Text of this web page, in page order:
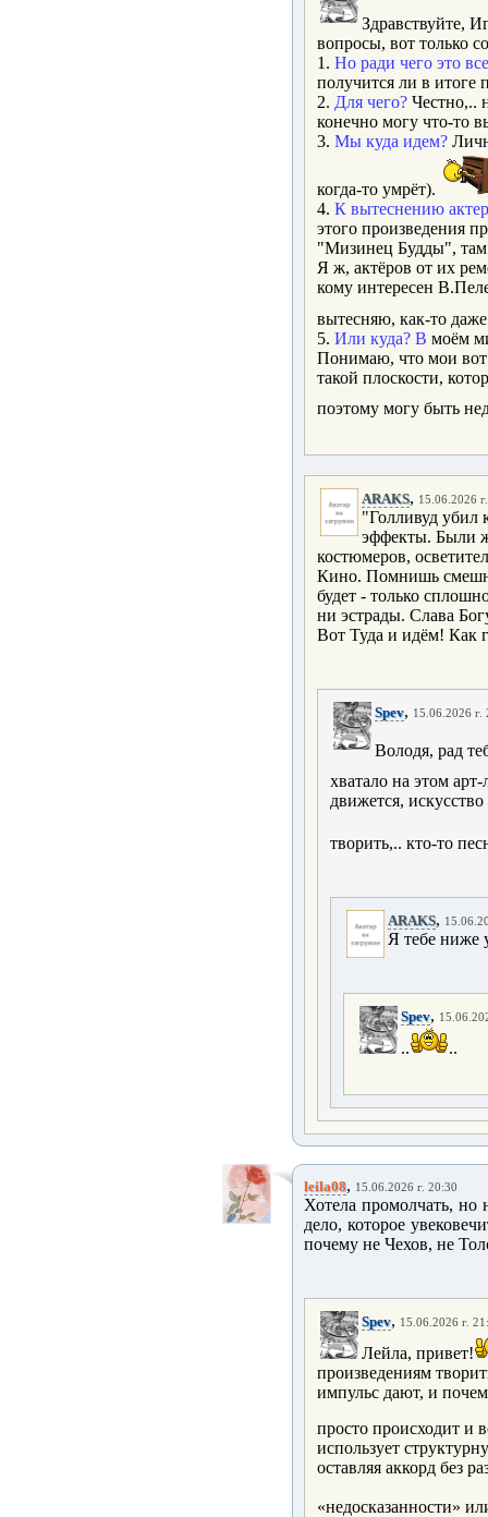
Здравствуйте,
вопросы, вот только
1. Но ради чего это
получится ли в итоге
2. Для чего? Честно,..
конечно могу что-то
3. Мы куда идем?
когда-то умрёт).
4. К вытеснению
этого произведения
"Мизинец Будды", там
Я ж, актёров от их
кому интересен
вытесняю, как-то
5. Или куда? В моём
Понимаю, что мои вот
такой плоскости,
поэтому могу быть
ARAKS, 15.06.2026
"Голливуд убил
эффекты. Были
костюмеров,
Кино. Помнишь
будет - только
ни эстрады. Слава
Вот Туда и идём! Как
Spev, 15.06.2026 г.
Володя, рад
хватало на этом
движется,
творить,.. кто-то
ARAKS,
Я тебе ниже
Spev,
.. ..
leila08, 15.06.2026 г. 20:30
Хотела промолчать, но
дело, которое
почему не Чехов, не
Spev, 15.06.2026 г.
Лейла, привет!
произведениям
импульс дают, и
просто происходит и
использует
оставляя аккорд без
«недосказанности»